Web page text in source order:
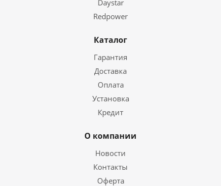
Daystar
Redpower
Каталог
Гарантия
Доставка
Оплата
Установка
Кредит
О компании
Новости
Контакты
Оферта